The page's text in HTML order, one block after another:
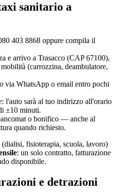
sanitario a
403 8868 oppure compila il
e arrivo a Trasacco (CAP67100),
(carrozzina, deambulatore,
via WhatsApp o email entro pochi
l'auto sarà al tuo indirizzo all'orario
±10 minuti.
o bonifico — anche al
quando richiesto.
fisioterapia, scuola, lavoro)
: un solo contratto, fatturazione
disponibile.
e detrazioni